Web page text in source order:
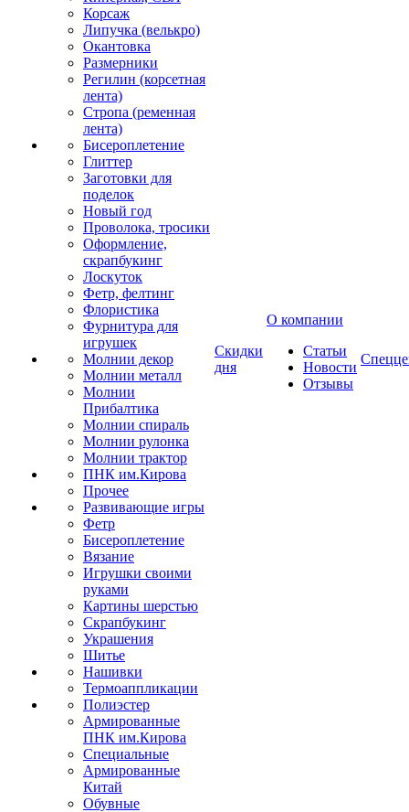
Корсаж
Липучка (велькро)
Окантовка
Размерники
Регилин (корсетная
лента)
Стропа (ременная
лента)
Бисероплетение
Глиттер
Заготовки для
поделок
Новый год
Проволока, тросики
Оформление,
скрапбукинг
Лоскуток
Фетр, фелтинг
Флористика
Фурнитура для
игрушек
Молнии декор
Молнии металл
Молнии
Прибалтика
Молнии спираль
Молнии рулонка
Молнии трактор
ПНК им.Кирова
Прочее
Развивающие игры
Фетр
Бисероплетение
Вязание
Игрушки своими
руками
Картины шерстью
Скрапбукинг
Украшения
Шитье
Нашивки
Термоаппликации
Полиэстер
Армированные
ПНК им.Кирова
Специальные
Армированные
Китай
Обувные
Скидки
дня
О компании
Статьи
Новости
Отзывы